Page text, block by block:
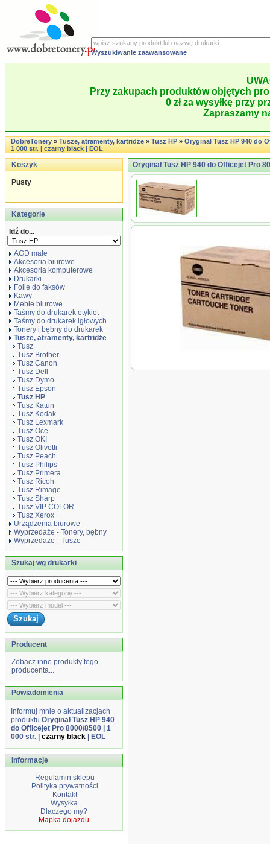
Wyszukiwanie zaawansowane
Przy zakupach produktów objętych
0 zł za wysyłkę przy
Zapraszamy
DobreTonery»Tusze, atramenty, kartridże»Tusz HP»Oryginał Tusz HP 940 do
1 000 str. | czarny black | EOL
Koszyk
Pusty
Kategorie
Idź do...
AGD małe
Akcesoria biurowe
Akcesoria komputerowe
Drukarki
Folie do faksów
Kawy
Meble biurowe
Taśmy do drukarek etykiet
Taśmy do drukarek igłowych
Tonery i bębny do drukarek
Tusze, atramenty, kartridże
Tusz
Tusz Brother
Tusz Canon
Tusz Dell
Tusz Dymo
Tusz Epson
Tusz HP
Tusz Katun
Tusz Kodak
Tusz Lexmark
Tusz Oce
Tusz OKI
Tusz Olivetti
Tusz Peach
Tusz Philips
Tusz Primera
Tusz Ricoh
Tusz Rimage
Tusz Sharp
Tusz VIP COLOR
Tusz Xerox
Urządzenia biurowe
Wyprzedaże - Tonery, bębny
Wyprzedaże - Tusze
Szukaj wg drukarki
Producent
- Zobacz inne produkty tego
producenta...
Powiadomienia
Informuj mnie o aktualizacjach
produktu Oryginał Tusz HP 940
do Officejet Pro 8000/8500 | 1
000 str. |
czarny black | EOL
Informacje
Regulamin sklepu
Polityka prywatności
Kontakt
Wysyłka
Dlaczego my?
Mapka dojazdu
Oryginał Tusz HP 940 do Officejet Pro
str. | czarny black | EOL